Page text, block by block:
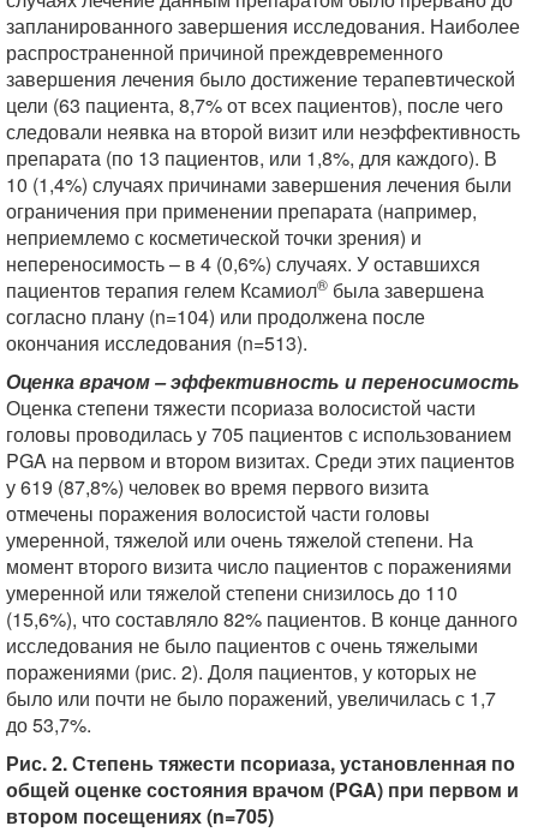
запланированного завершения исследования. Наиболее
распространенной причиной преждевременного
завершения лечения было достижение терапевтической
цели (63 пациента, 8,7% от всех пациентов), после чего
следовали неявка на второй визит или неэффективность
препарата (по 13 пациентов, или 1,8%, для каждого). В
10 (1,4%) случаях причинами завершения лечения были
ограничения при применении препарата (например,
неприемлемо с косметической точки зрения) и
непереносимость – в 4 (0,6%) случаях. У оставшихся
пациентов терапия гелем Ксамиол® была завершена
согласно плану (n=104) или продолжена после
окончания исследования (n=513).
Оценка врачом – эффективность и переносимость
Оценка степени тяжести псориаза волосистой части
головы проводилась у 705 пациентов с использованием
PGA на первом и втором визитах. Среди этих пациентов
у 619 (87,8%) человек во время первого визита
отмечены поражения волосистой части головы
умеренной, тяжелой или очень тяжелой степени. На
момент второго визита число пациентов с поражениями
умеренной или тяжелой степени снизилось до 110
(15,6%), что составляло 82% пациентов. В конце данного
исследования не было пациентов с очень тяжелыми
поражениями (рис. 2). Доля пациентов, у которых не
было или почти не было поражений, увеличилась с 1,7
до 53,7%.
Рис. 2. Степень тяжести псориаза, установленная по
общей оценке состояния врачом (PGA) при первом и
втором посещениях (n=705)